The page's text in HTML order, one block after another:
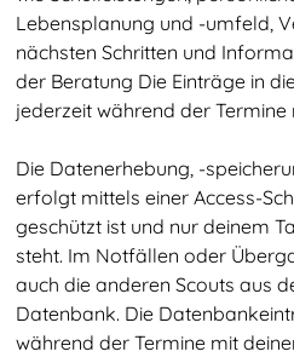
Lebensplanung und -umfeld,
nächsten Schritten und
der Beratung Die Einträge in
jederzeit während der Termine
Die Datenerhebung, -
erfolgt mittels einer Access-
geschützt ist und nur deinem
steht. Im Notfällen oder
auch die anderen Scouts aus
Datenbank. Die
während der Termine mit